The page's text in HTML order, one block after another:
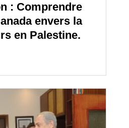
: Comprendre
envers la
en Palestine.